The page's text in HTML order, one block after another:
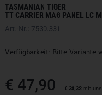
TASMANIAN TIGER
TT CARRIER MAG PANEL LC
Art.-Nr.: 7530.331
Verfügbarkeit: Bitte Variante
€ 47,90 € 38,32 mit